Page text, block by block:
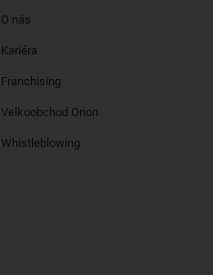
O nás
Kariéra
Franchising
Velkoobchod Orion
Whistleblowing